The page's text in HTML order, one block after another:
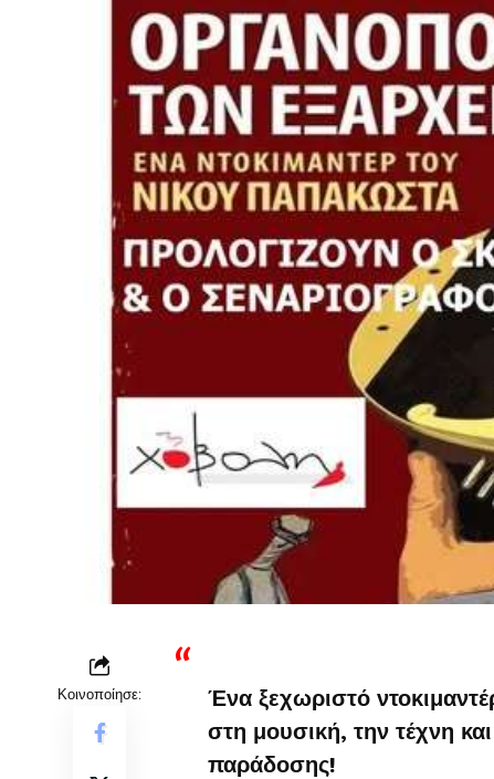
Κοινοποίησε:
Ένα ξεχωριστό
στη μουσική, την τέχνη
παράδοσης!